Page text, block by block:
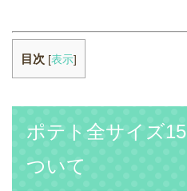
目次 [表示]
ポテト全サイズ
ついて